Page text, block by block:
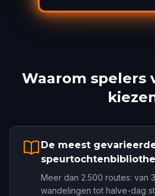
Waarom spelers
De meest
Meer dan 2.500 routes: van
wandelingen tot halve-dag